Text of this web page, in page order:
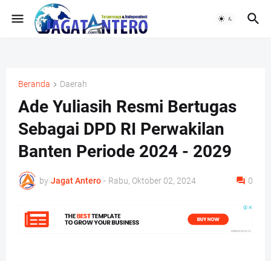
Beranda Daerah
Ade Yuliasih Resmi Bertugas
Sebagai DPD RI Perwakilan
Banten Periode 2024 - 2029
by Jagat Antero - Rabu, Oktober 02, 2024 0